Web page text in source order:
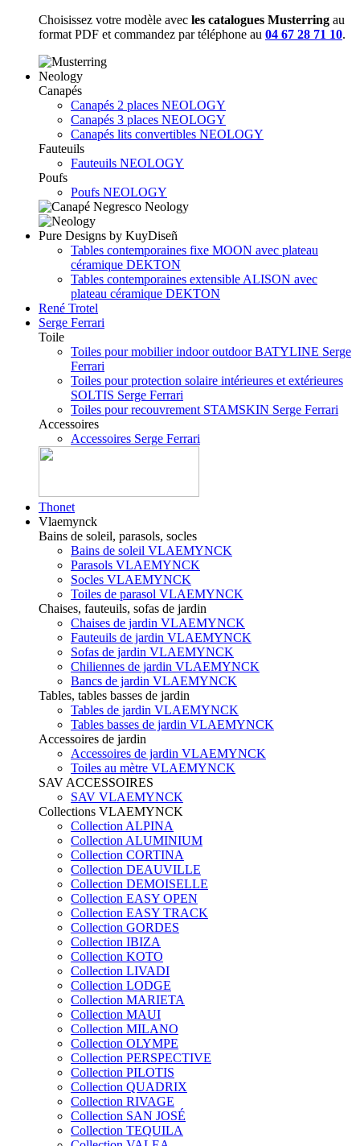
Choisissez votre modèle avec les catalogues Musterring au
format PDF et commandez par téléphone au 04 67 28 71 10.
Neology
Canapés
Canapés 2 places NEOLOGY
Canapés 3 places NEOLOGY
Canapés lits convertibles NEOLOGY
Fauteuils
Fauteuils NEOLOGY
Poufs
Poufs NEOLOGY
Pure Designs by KuyDiseñ
Tables contemporaines fixe MOON avec plateau
céramique DEKTON
Tables contemporaines extensible ALISON avec
plateau céramique DEKTON
René Trotel
Serge Ferrari
Toile
Toiles pour mobilier indoor outdoor BATYLINE Serge
Ferrari
Toiles pour protection solaire intérieures et extérieures
SOLTIS Serge Ferrari
Toiles pour recouvrement STAMSKIN Serge Ferrari
Accessoires
Accessoires Serge Ferrari
Thonet
Vlaemynck
Bains de soleil, parasols, socles
Bains de soleil VLAEMYNCK
Parasols VLAEMYNCK
Socles VLAEMYNCK
Toiles de parasol VLAEMYNCK
Chaises, fauteuils, sofas de jardin
Chaises de jardin VLAEMYNCK
Fauteuils de jardin VLAEMYNCK
Sofas de jardin VLAEMYNCK
Chiliennes de jardin VLAEMYNCK
Bancs de jardin VLAEMYNCK
Tables, tables basses de jardin
Tables de jardin VLAEMYNCK
Tables basses de jardin VLAEMYNCK
Accessoires de jardin
Accessoires de jardin VLAEMYNCK
Toiles au mètre VLAEMYNCK
SAV ACCESSOIRES
SAV VLAEMYNCK
Collections VLAEMYNCK
Collection ALPINA
Collection ALUMINIUM
Collection CORTINA
Collection DEAUVILLE
Collection DEMOISELLE
Collection EASY OPEN
Collection EASY TRACK
Collection GORDES
Collection IBIZA
Collection KOTO
Collection LIVADI
Collection LODGE
Collection MARIETA
Collection MAUI
Collection MILANO
Collection OLYMPE
Collection PERSPECTIVE
Collection PILOTIS
Collection QUADRIX
Collection RIVAGE
Collection SAN JOSÉ
Collection TEQUILA